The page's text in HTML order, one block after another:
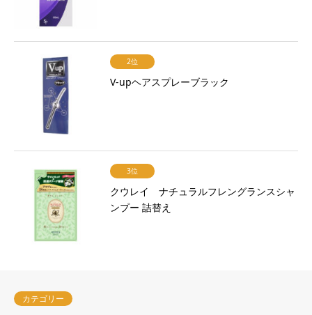
2位
V-upヘアスプレーブラック
3位
クウレイ ナチュラルフレングランスシャ
ンプー 詰替え
カテゴリー